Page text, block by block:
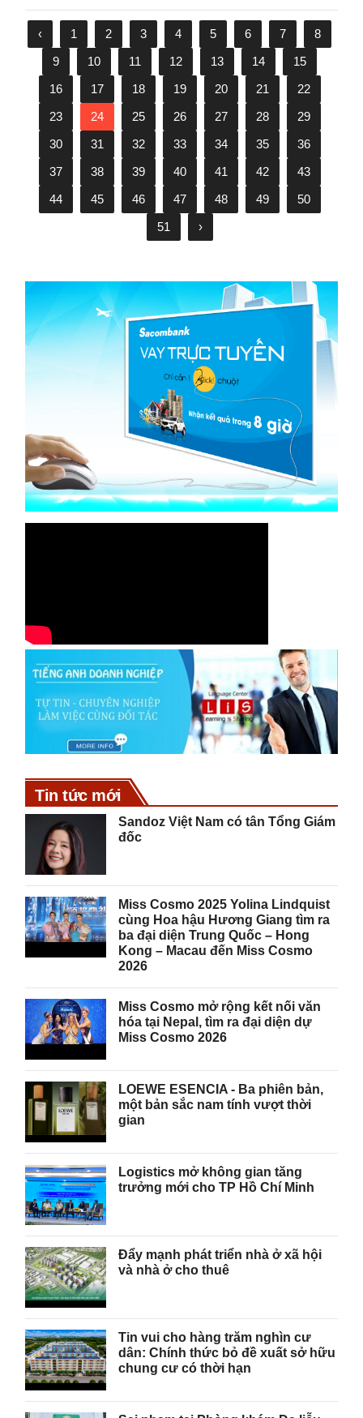
‹ 1 2 3 4 5 6 7
8
9
10 11 12 13 14
15
16
17 18 19 20 21
22
23
24 25 26 27 28
29
30
31 32 33 34 35
36
37
38 39 40 41 42
43
44
45 46 47 48 49
50
51
›
Tin tức mới
Sandoz Việt Nam có tân Tổng Giám
đốc
Miss Cosmo 2025 Yolina Lindquist
cùng Hoa hậu Hương Giang tìm ra
ba đại diện Trung Quốc – Hong
Kong – Macau đến Miss Cosmo
2026
Miss Cosmo mở rộng kết nối văn
hóa tại Nepal, tìm ra đại diện dự
Miss Cosmo 2026
LOEWE ESENCIA - Ba phiên bản,
một bản sắc nam tính vượt thời
gian
Logistics mở không gian tăng
trưởng mới cho TP Hồ Chí Minh
Đẩy mạnh phát triển nhà ở xã hội
và nhà ở cho thuê
Tin vui cho hàng trăm nghìn cư
dân: Chính thức bỏ đề xuất sở hữu
chung cư có thời hạn